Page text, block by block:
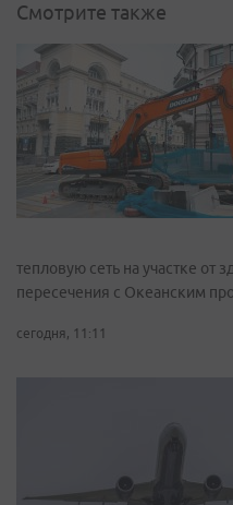
Смотрите также
тепловую сеть на участке от
пересечения с Океанским
сегодня, 11:11